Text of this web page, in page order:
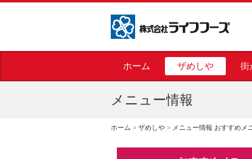
ホーム ザめしや 街
メニュー情報
ホーム > ザめしや > メニュー情報 おすすめメ